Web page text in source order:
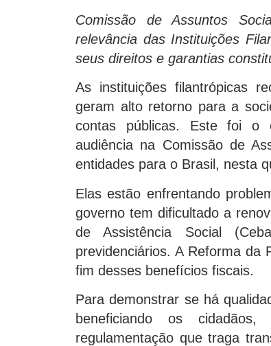
Comissão de Assuntos
relevância das Instituições
seus direitos e garantias
As instituições filantrópicas
geram alto retorno para a
contas públicas. Este foi o
audiência na Comissão de
entidades para o Brasil, nesta
Elas estão enfrentando
governo tem dificultado a
de Assistência Social
previdenciários. A Reforma da
fim desses benefícios fiscais.
Para demonstrar se há
beneficiando os
regulamentação que traga